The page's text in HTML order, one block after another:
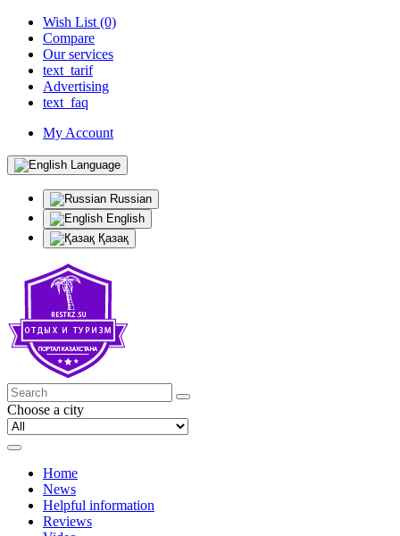
Wish List (0)
Compare
Our services
text_tarif
Advertising
text_faq
My Account
Language
Russian
English
Қазақ
Choose a city
Home
News
Helpful information
Reviews